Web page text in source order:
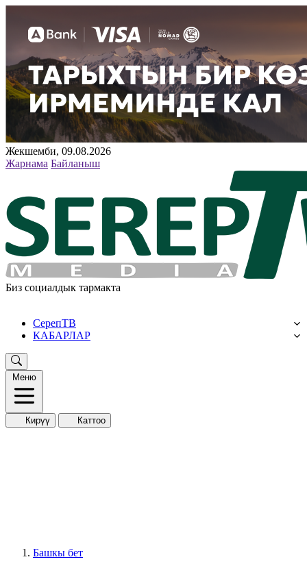
Жекшемби, 09.08.2026
Жарнама Байланыш
Биз социалдык тармакта
СерепТВ
КАБАРЛАР
Меню
Кирүү Каттоо
Башкы бет